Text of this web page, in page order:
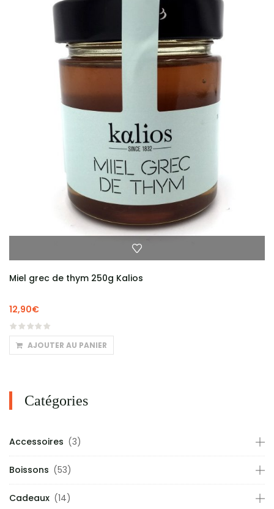
Miel grec de thym 250g Kalios
12,90€
AJOUTER AU PANIER
Catégories
Accessoires (3)
Boissons (53)
Cadeaux (14)